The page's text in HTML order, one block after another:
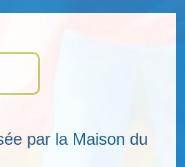
par la Maison du